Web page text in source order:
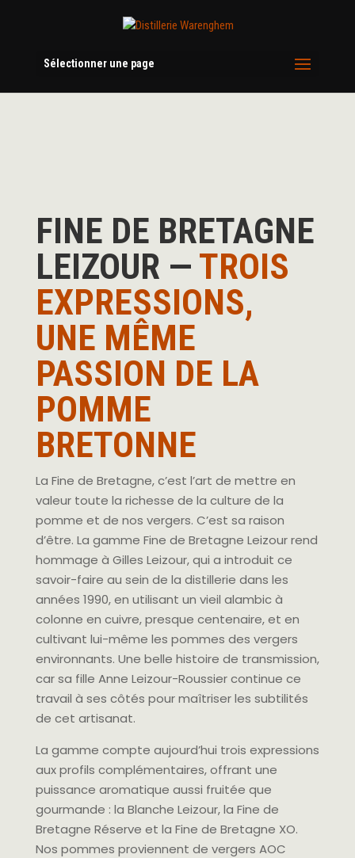
Sélectionner une page
FINE DE BRETAGNE
LEIZOUR — TROIS
EXPRESSIONS,
UNE MÊME
PASSION DE LA
POMME
BRETONNE
La Fine de Bretagne, c’est l’art de mettre en
valeur toute la richesse de la culture de la
pomme et de nos vergers. C’est sa raison
d’être. La gamme Fine de Bretagne Leizour rend
hommage à Gilles Leizour, qui a introduit ce
savoir-faire au sein de la distillerie dans les
années 1990, en utilisant un vieil alambic à
colonne en cuivre, presque centenaire, et en
cultivant lui-même les pommes des vergers
environnants. Une belle histoire de transmission,
car sa fille Anne Leizour-Roussier continue ce
travail à ses côtés pour maîtriser les subtilités
de cet artisanat.
La gamme compte aujourd’hui trois expressions
aux profils complémentaires, offrant une
puissance aromatique aussi fruitée que
gourmande : la Blanche Leizour, la Fine de
Bretagne Réserve et la Fine de Bretagne XO.
Nos pommes proviennent de vergers AOC